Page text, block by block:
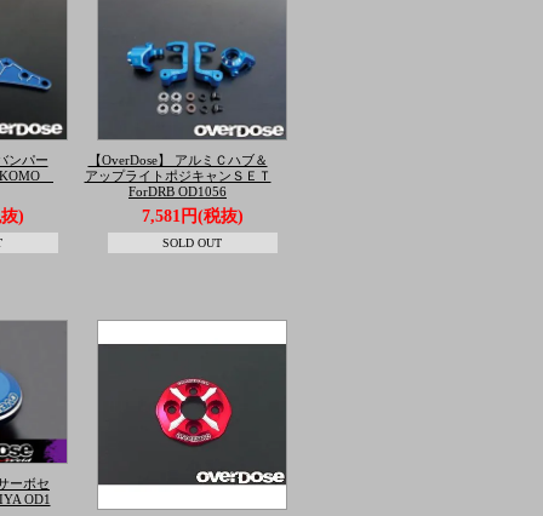
ンパー
)
【OverDose】 アルミＣハブ＆
アップライトポジキャンＳＥＴ
ForDRB OD1056
7,581円(税抜)
SOLD OUT
ーボセ
OD1